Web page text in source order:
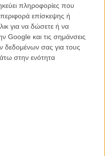
πληροφορίες που
επίσκεψης ή
για να δώσετε ή να
Google και τις σημάνσεις
δεδομένων σας για τους
στην ενότητα
τον ενθουσιασμό του
του "Euphoria"! Είναι
έναν από τους ήρωές μου
Ετοιμάζουμε νέα